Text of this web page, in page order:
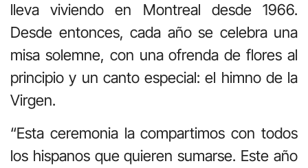
lleva viviendo en Montreal desde 1966.
Desde entonces, cada año se celebra una
misa solemne, con una ofrenda de flores al
principio y un canto especial: el himno de la
Virgen.
“Esta ceremonia la compartimos con todos
los hispanos que quieren sumarse. Este año